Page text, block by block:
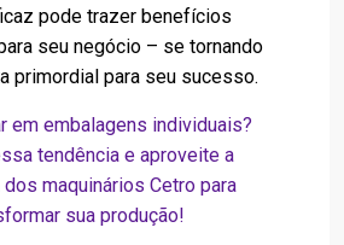
pode trazer benefícios
seu negócio – se tornando
primordial para seu sucesso.
em embalagens individuais?
tendência e aproveite a
maquinários Cetro para
sua produção!